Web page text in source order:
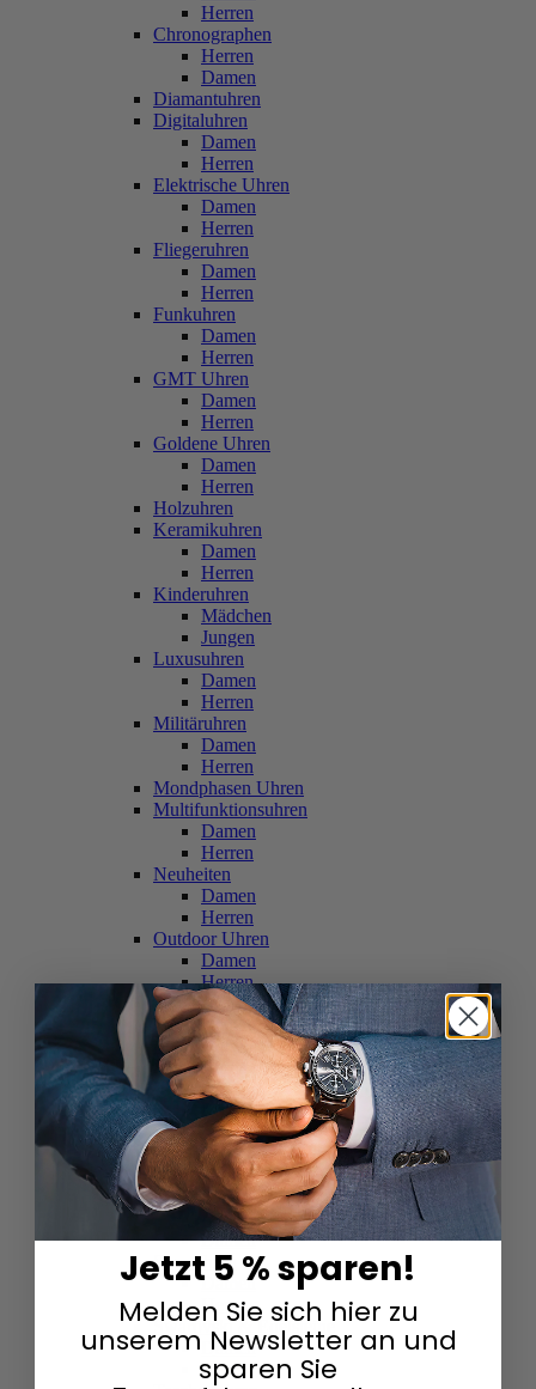
Herren
Chronographen
Herren
Damen
Diamantuhren
Digitaluhren
Damen
Herren
Elektrische Uhren
Damen
Herren
Fliegeruhren
Damen
Herren
Funkuhren
Damen
Herren
GMT Uhren
Damen
Herren
Goldene Uhren
Damen
Herren
Holzuhren
Keramikuhren
Damen
Herren
Kinderuhren
Mädchen
Jungen
Luxusuhren
Damen
Herren
Militäruhren
Damen
Herren
Mondphasen Uhren
Multifunktionsuhren
Damen
Herren
Neuheiten
Damen
Herren
Outdoor Uhren
Damen
Herren
Schweizer Uhren
Damen
Herren
Skelettuhren
Damen
Herren
Smartwatches
Damen
Herren
Solaruhren
Herren
Damen
Sportuhren
Damen
Herren
Swarovski & Edelsteine
Damen
Herren
Jetzt 5 % sparen!
Melden Sie sich hier zu
unserem Newsletter an und
sparen Sie